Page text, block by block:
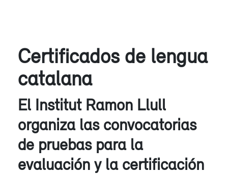
Certificados de lengua
catalana
El Institut Ramon Llull
organiza las convocatorias
de pruebas para la
evaluación y la certificación